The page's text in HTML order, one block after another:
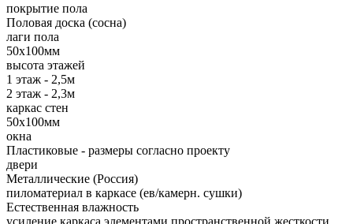
покрытие пола
Половая доска (сосна)
лаги пола
50х100мм
высота этажей
1 этаж - 2,5м
2 этаж - 2,3м
каркас стен
50х100мм
окна
Пластиковые - размеры согласно проекту
двери
Металлические (Россия)
пиломатериал в каркасе (ев/камерн. сушки)
Естественная влажность
усиление каркаса элементами пространственной жесткости